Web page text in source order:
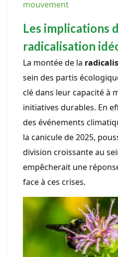
mouvement
Les implications
radicalisation
La montée de la
sein des partis
clé dans leur capacité à
initiatives durables. En
des événements
la canicule de 2025,
division croissante au
empêcherait une
face à ces crises.